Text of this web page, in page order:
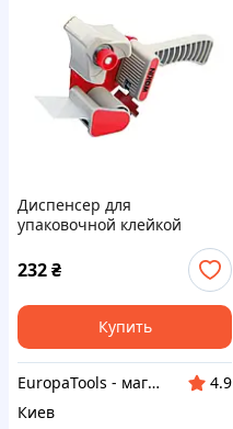
Диспенсер для
упаковочной клейкой
ленты (скотчу) WOKIN WK-
653001
232₴
Купить
EuropaTools - магазин
4.9
Киев